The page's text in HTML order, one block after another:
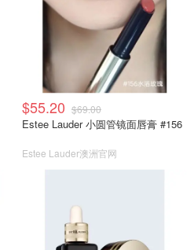
$55.20 $69.00
Estee Lauder 小圆管镜面唇膏 #156
Estee Lauder澳洲官网